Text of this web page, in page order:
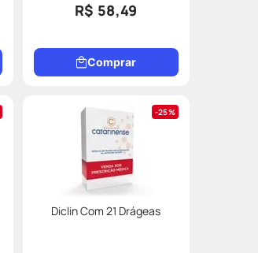
R$ 58,49
Comprar
25%
Diclin Com 21 Drágeas